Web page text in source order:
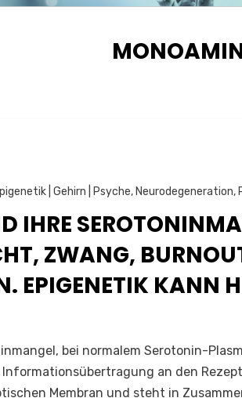
:
| Gehirn | Psyche, Neurodegeneration,
IHRE
ZWANG,
EPIGENETIK KANN
bei normalem Serotonin-
an den
Membran und steht in